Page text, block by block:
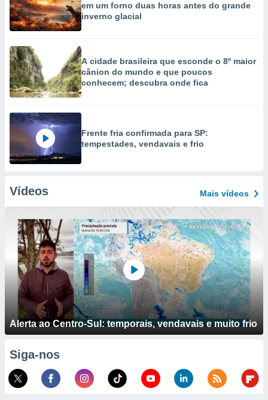
em um forno duas horas antes do grande
inverno glacial
A cidade brasileira que esconde o 8º maior
cânion do mundo e que poucos
conhecem; descubra onde fica
Frente fria confirmada para SP:
tempestades, vendavais e frio
Vídeos Mais vídeos
Alerta ao Centro-Sul: temporais, vendavais e muito frio
Siga-nos